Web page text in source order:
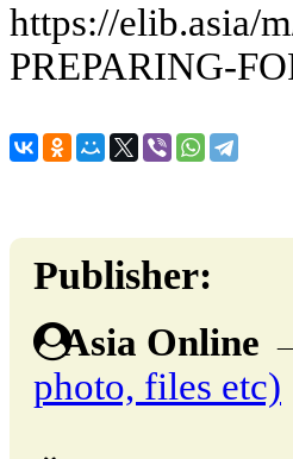
https://elib.asia/
PREPARING-
Publisher:
Asia Online
photo, files etc)